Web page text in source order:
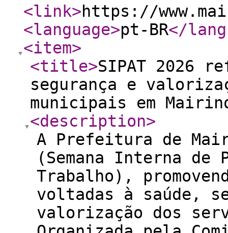
<link>https://
<language>pt-BR</
<item>
<title>SIPAT 2026
segurança e
municipais em
<description>
A Prefeitura de
(Semana Interna de
Trabalho),
voltadas à saúde,
valorização dos